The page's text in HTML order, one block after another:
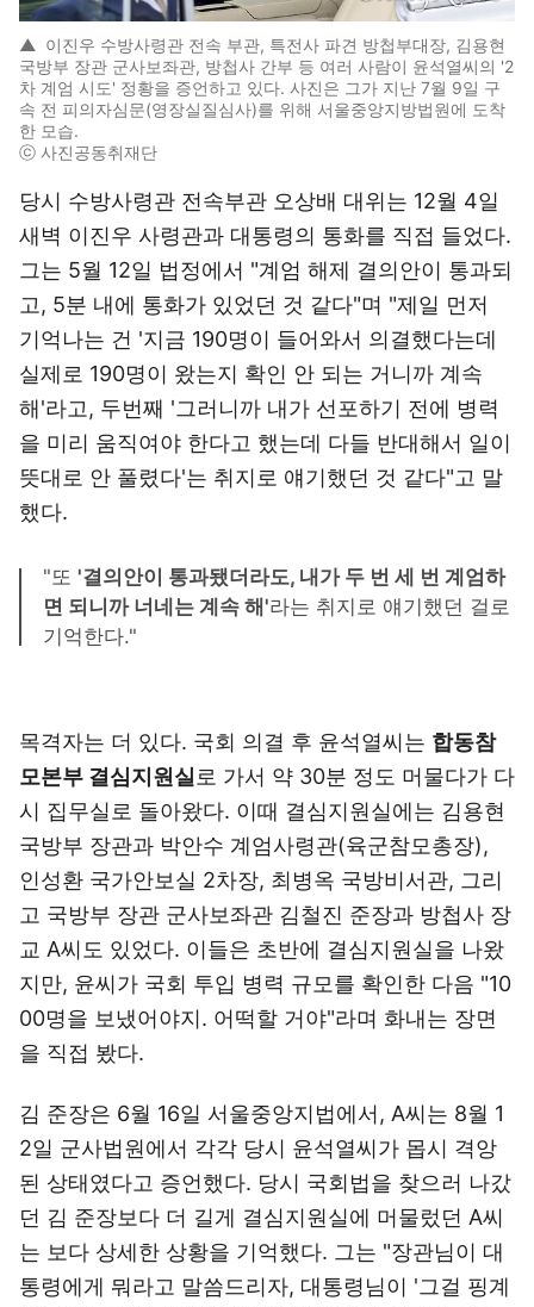
▲ 이진우 수방사령관 전속 부관, 특전사 파견 방첩부대장, 김용현
국방부 장관 군사보좌관, 방첩사 간부 등 여러 사람이 윤석열씨의 '2
차 계엄 시도' 정황을 증언하고 있다. 사진은 그가 지난 7월 9일 구
속 전 피의자심문(영장실질심사)를 위해 서울중앙지방법원에 도착
한 모습.
ⓒ 사진공동취재단
당시 수방사령관 전속부관 오상배 대위는 12월 4일
새벽 이진우 사령관과 대통령의 통화를 직접 들었다.
그는 5월 12일 법정에서 "계엄 해제 결의안이 통과되
고, 5분 내에 통화가 있었던 것 같다"며 "제일 먼저
기억나는 건 '지금 190명이 들어와서 의결했다는데
실제로 190명이 왔는지 확인 안 되는 거니까 계속
해'라고, 두번째 '그러니까 내가 선포하기 전에 병력
을 미리 움직여야 한다고 했는데 다들 반대해서 일이
뜻대로 안 풀렸다'는 취지로 얘기했던 것 같다"고 말
했다.
"또 '결의안이 통과됐더라도, 내가 두 번 세 번 계엄하
면 되니까 너네는 계속 해'라는 취지로 얘기했던 걸로
기억한다."
목격자는 더 있다. 국회 의결 후 윤석열씨는 합동참
모본부 결심지원실 로 가서 약 30분 정도 머물다가 다
시 집무실로 돌아왔다. 이때 결심지원실에는 김용현
국방부 장관과 박안수 계엄사령관(육군참모총장),
인성환 국가안보실 2차장, 최병옥 국방비서관, 그리
고 국방부 장관 군사보좌관 김철진 준장과 방첩사 장
교 A씨도 있었다. 이들은 초반에 결심지원실을 나왔
지만, 윤씨가 국회 투입 병력 규모를 확인한 다음 "10
00명을 보냈어야지. 어떡할 거야"라며 화내는 장면
을 직접 봤다.
김 준장은 6월 16일 서울중앙지법에서, A씨는 8월 1
2일 군사법원에서 각각 당시 윤석열씨가 몹시 격앙
된 상태였다고 증언했다. 당시 국회법을 찾으러 나갔
던 김 준장보다 더 길게 결심지원실에 머물렀던 A씨
는 보다 상세한 상황을 기억했다. 그는 "장관님이 대
통령에게 뭐라고 말씀드리자, 대통령님이 '그걸 핑계